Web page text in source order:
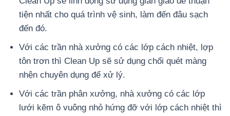
tiện nhất cho quá trình vệ sinh, làm đến đâu sạch
đến đó.
Với các trần nhà xưởng có các lớp cách nhiệt, lợp
tôn trơn thì Clean Up sẽ sử dụng chổi quét màng
nhện chuyên dụng để xử lý.
Với các trần phân xưởng, nhà xưởng có các lớp
lưới kẽm ô vuông nhỏ hứng đỡ với lớp cách nhiệt thì